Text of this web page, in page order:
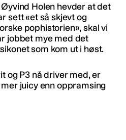
Holen hevder at det
sett «et så skjevt og
pophistorien», skal vi
jobbet mye med det
som kom ut i høst.
og P3 nå driver med, er
juicy enn oppramsing